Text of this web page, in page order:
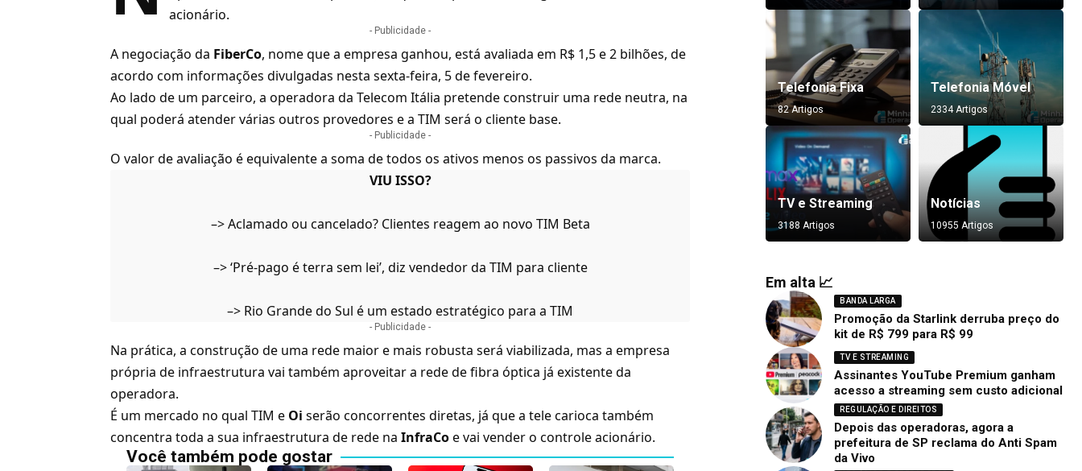
acionário.
- Publicidade -
A negociação da FiberCo, nome que a empresa ganhou, está avaliada em R$ 1,5 e 2 bilhões, de
acordo com informações divulgadas nesta sexta-feira, 5 de fevereiro.
Ao lado de um parceiro, a operadora daTelecom Itália pretende construir uma rede neutra, na
qual poderá atender várias outros provedores e a TIM será o cliente base.
- Publicidade -
O valor de avaliação é equivalente a soma de todos os ativos menos os passivos da marca.
VIU ISSO?
–>Aclamado ou cancelado? Clientes reagem ao novo TIM Beta
–>‘Pré-pago é terra sem lei’, diz vendedor da TIM para cliente
–> Rio Grande do Sul é um estado estratégico para a TIM
- Publicidade -
Na prática, a construção de uma rede maior e mais robusta será viabilizada, mas a empresa
própria de infraestrutura vai também aproveitar a rede de fibra óptica já existente da
operadora.
É um mercado no qual TIM e Oi serão concorrentes diretas, já que a tele carioca também
concentra toda a sua infraestrutura de rede naInfraCoe vai vender o controle acionário.
Você também pode gostar
Telefonia Fixa
82 Artigos
Telefonia Móvel
2334 Artigos
TV e Streaming
3188 Artigos
Notícias
10955 Artigos
Em alta 📈
BANDA LARGA
Promoção da Starlink derruba preço do
kit de R$ 799 para R$ 99
TV E STREAMING
Assinantes YouTube Premium ganham
acesso a streaming sem custo adicional
REGULAÇÃO E DIREITOS
Depois das operadoras, agora a
prefeitura de SP reclama do Anti Spam
da Vivo